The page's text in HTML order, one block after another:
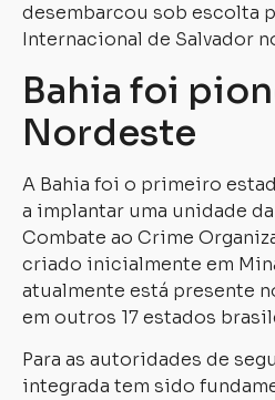
desembarcou sob escolta
Internacional de Salvador
Bahia foi
Nordeste
A Bahia foi o primeiro
a implantar uma unidade
Combate ao Crime
criado inicialmente em
atualmente está presente
em outros 17 estados
Para as autoridades de
integrada tem sido